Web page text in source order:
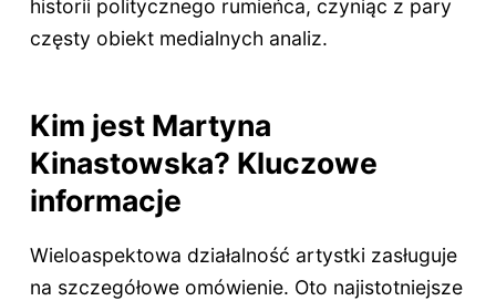
historii politycznego rumieńca, czyniąc z pary
częsty obiekt medialnych analiz.
Kim jest Martyna
Kinastowska? Kluczowe
informacje
Wieloaspektowa działalność artystki zasługuje
na szczegółowe omówienie. Oto najistotniejsze